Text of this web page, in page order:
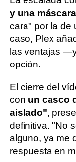
y una
cara" por la de
caso, Plex
las ventajas
opción.
El cierre del
con un casco
aislado",
definitiva. "No
alguno, ya me
respuesta en